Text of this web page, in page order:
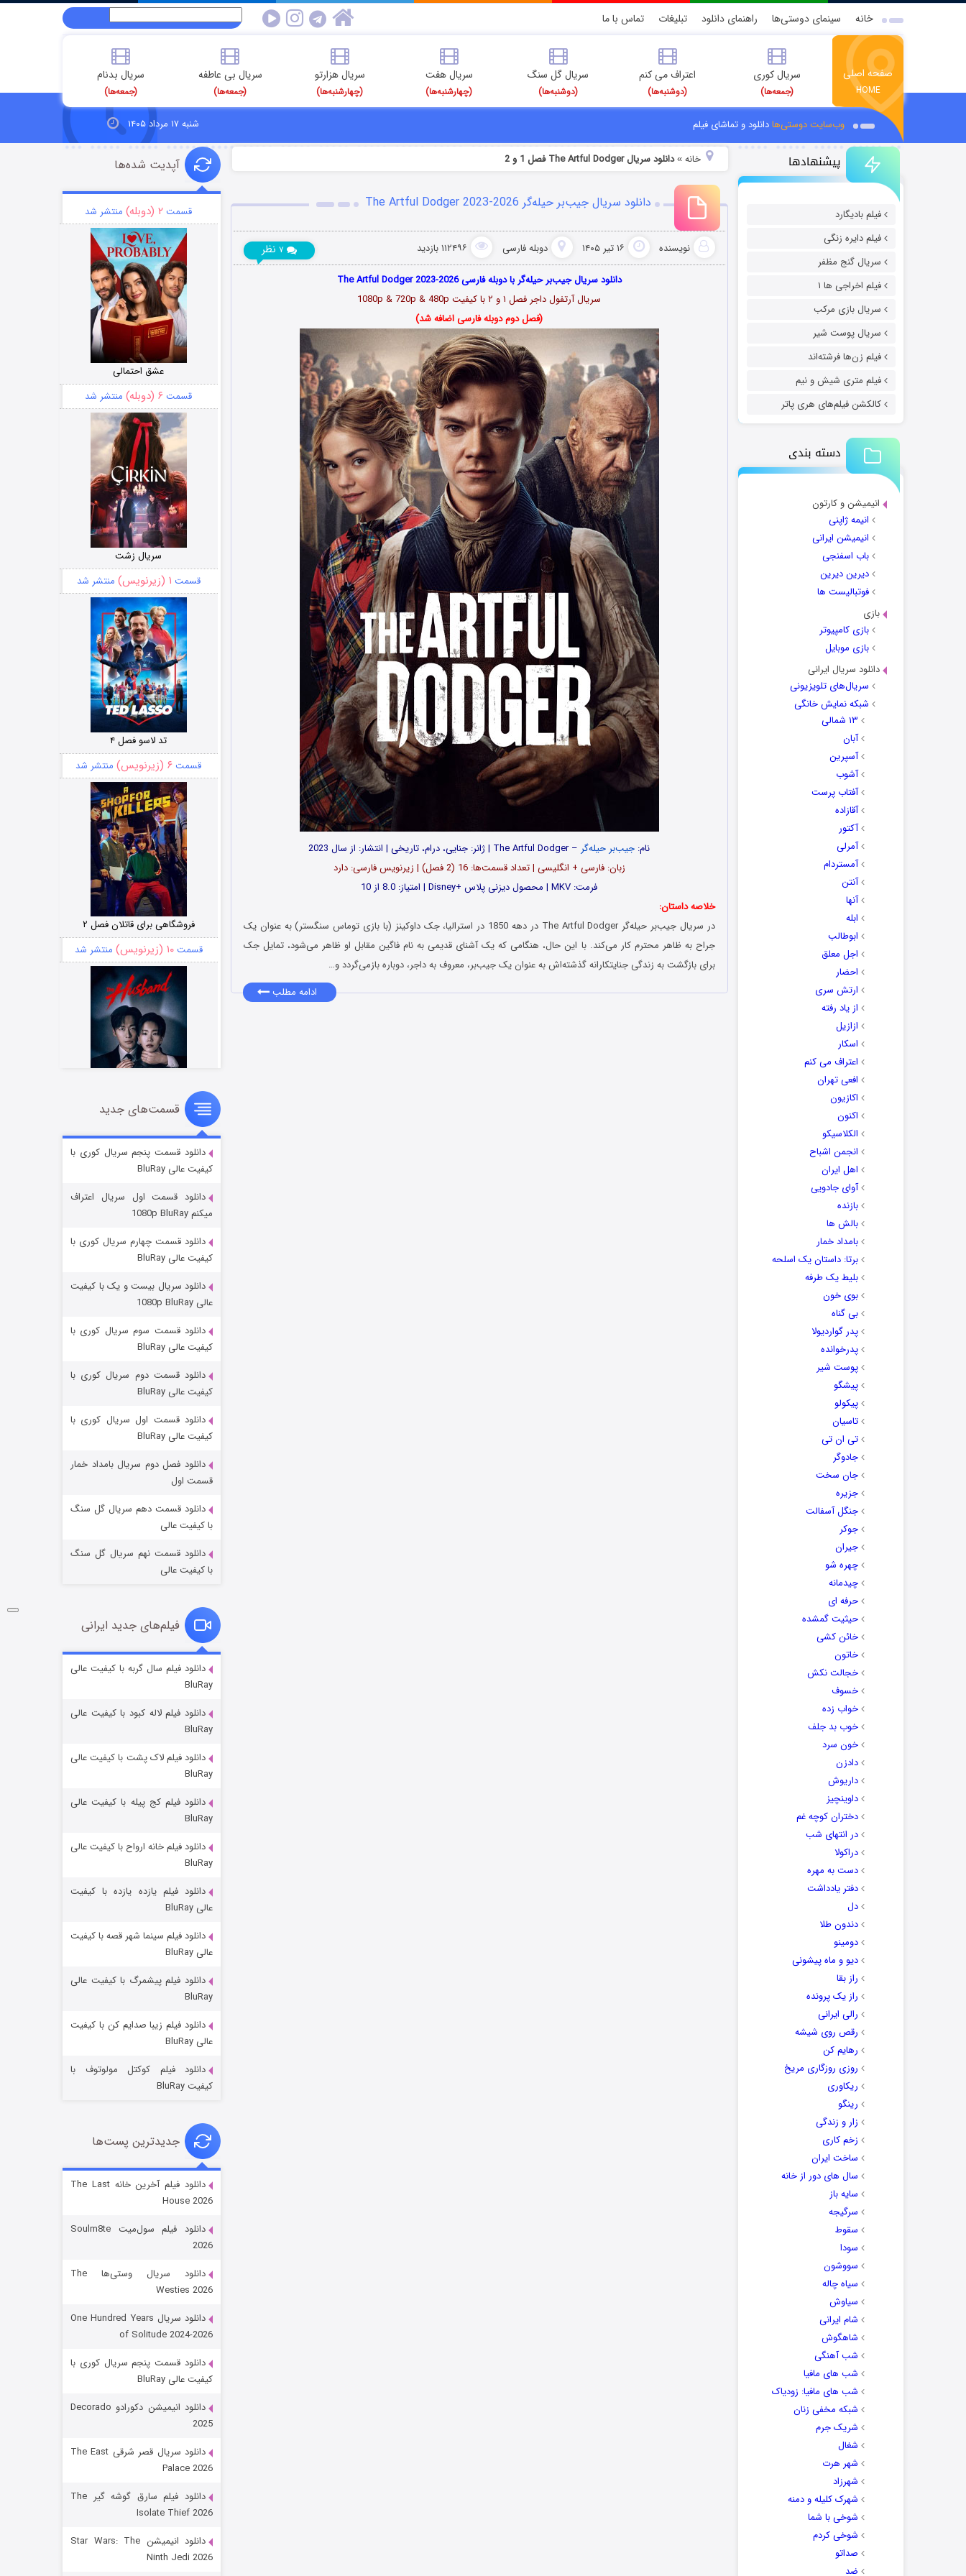
خانه سینمای دوستی‌ها راهنمای دانلود تبلیغات تماس با ما
صفحه اصلی
HOME
سریال کوری
(جمعه‌ها)
اعتراف می کنم
(دوشنبه‌ها)
سریال گل سنگ
(دوشنبه‌ها)
سریال هفت
(چهارشنبه‌ها)
سریال هزارتو
(چهارشنبه‌ها)
سریال بی عاطفه
(جمعه‌ها)
سریال بدنام
(جمعه‌ها)
وب‌سایت دوستی‌هادانلود و تماشای فیلم شنبه ۱۷ مرداد ۱۴۰۵
پیشنهادها
فیلم بادیگارد
فیلم دایره زنگی
سریال گنج مظفر
فیلم اخراجی ها ۱
سریال بازی مرکب
سریال پوست شیر
فیلم زن‌ها فرشته‌اند
فیلم متری شیش و نیم
کالکشن فیلم‌های هری پاتر
دسته بندی
انیمیشن و کارتون
انیمه ژاپنی
انیمیشن ایرانی
باب اسفنجی
دیرین دیرین
فوتبالیست ها
بازی
بازی کامپیوتر
بازی موبایل
دانلود سریال ایرانی
سریال‌های تلویزیونی
شبکه نمایش خانگی
۱۳ شمالی
آبان
آسپرین
آشوب
آفتاب پرست
آقازاده
آکتور
آمرلی
آمستردام
آنتن
آنها
ابله
ابوطالب
اجل معلق
احضار
ارتش سری
از یاد رفته
ازازیل
اسکار
اعتراف می کنم
افعی تهران
اکازیون
اکنون
الکلاسیکو
انجمن اشباح
اهل ایران
آوای جادویی
بازنده
بالش ها
بامداد خمار
برتا: داستان یک اسلحه
بلیط یک‌‌ طرفه
بوی خون
بی گناه
پدر گواردیولا
پدرخوانده
پوست شیر
پیشگو
پیکولو
تاسیان
تی ان تی
جادوگر
جان سخت
جزیره
جنگل آسفالت
جوکر
جیران
چهره شو
چیدمانه
حرفه ای
حیثیت گمشده
خائن کشی
خاتون
خجالت نکش
خسوف
خواب زده
خوب بد جلف
خون سرد
دادزن
داریوش
داوینچیز
دختران کوچه غم
در انتهای شب
دراکولا
دست به مهره
دفتر یادداشت
دل
دندون طلا
دومینو
دیو و ماه پیشونی
راز بقا
راز یک پرونده
رالی ایرانی
رقص روی شیشه
رهایم کن
روزی روزگاری مریخ
ریکاوری
رینگو
زار و زندگی
زخم کاری
ساخت ایران
سال های دور از خانه
سایه باز
سرگیجه
سقوط
سودا
سووشون
سیاه چاله
سیاوش
شام ایرانی
شاهگوش
شب آهنگی
شب های مافیا
شب های مافیا: زودیاک
شبکه مخفی زنان
شریک جرم
شغال
شهر هرت
شهرزاد
شهرک کلیله و دمنه
شوخی با شما
شوخی کردم
صداتو
ضد
خانه»دانلود سریال The Artful Dodger فصل 1 و 2
دانلود سریال جیب‌بر حیله‌گر The Artful Dodger 2023-2026
نویسنده ۱۶ تیر ۱۴۰۵ دوبله فارسی ۱۱۲۴۹۶ بازدید نظر
دانلود سریال جیب‌بر حیله‌گر با دوبله فارسی The Artful Dodger 2023-2026
سریال آرتفول داجر فصل ۱ و ۲ با کیفیت 1080p & 720p & 480p
(فصل دوم دوبله فارسی اضافه شد)
نام: جیب‌بر حیله‌گر – The Artful Dodger | ژانر: جنایی، درام، تاریخی | انتشار: از سال 2023
زبان: فارسی + انگلیسی | تعداد قسمت‌‌‌‌ها: 16 (2 فصل) | زیرنویس فارسی: دارد
فرمت: MKV | محصول دیزنی پلاس +Disney | امتیاز: 8.0 از 10
خلاصه داستان:
در سریال جیب‌بر حیله‌گر The Artful Dodger در دهه 1850 در استرالیا، جک داوکینز (با بازی توماس سنگستر) به عنوان یک
جراح به ظاهر محترم کار می‌کند. با این حال، هنگامی که یک آشنای قدیمی به نام فاگین مقابل او ظاهر می‌شود، تمایل جک
برای بازگشت به زندگی جنایتکارانه گذشته‌اش به عنوان یک جیب‌بر، معروف به داجر، دوباره بازمی‌گردد و…
ادامه مطلب
آپدیت شده‌ها
قسمت ۲ (دوبله) منتشر شد
عشق احتمالی
قسمت ۶ (دوبله) منتشر شد
سریال زشت
قسمت ۱ (زیرنویس) منتشر شد
تد لاسو فصل ۴
قسمت ۶ (زیرنویس) منتشر شد
فروشگاهی برای قاتلان فصل ۲
قسمت۱۰ (زیرنویس) منتشر شد
شوهر
قسمت۸ (زیرنویس) منتشر شد
عملیات آپارتمان
مردگان متحرک: شهر مرده ۳
قسمت ۲ (زیرنویس) منتشر شد
شکست استوارت در نجات جهان
قسمت
شوگر فصل ۲
خاندان اژدها فصل ۳
قسمت
باب اسفنجی فصل ۱۷
قسمت
قسمت‌های جدید
دانلود قسمت پنجم سریال کوری با
کیفیت عالی BluRay
دانلود قسمت اول سریال اعتراف
میکنم 1080p BluRay
دانلود قسمت چهارم سریال کوری با
کیفیت عالی BluRay
دانلود سریال بیست و یک با کیفیت
عالی 1080p BluRay
دانلود قسمت سوم سریال کوری با
کیفیت عالی BluRay
دانلود قسمت دوم سریال کوری با
کیفیت عالی BluRay
دانلود قسمت اول سریال کوری با
کیفیت عالی BluRay
دانلود فصل دوم سریال بامداد خمار
قسمت اول
دانلود قسمت دهم سریال گل سنگ
با کیفیت عالی
دانلود قسمت نهم سریال گل سنگ
با کیفیت عالی
فیلم‌های جدید ایرانی
دانلود فیلم سال گربه با کیفیت عالی
BluRay
دانلود فیلم لاله کبود با کیفیت عالی
BluRay
دانلود فیلم لاک پشت با کیفیت عالی
BluRay
دانلود فیلم کج‌ پیله با کیفیت عالی
BluRay
دانلود فیلم خانه ارواح با کیفیت عالی
BluRay
دانلود فیلم یازده یازده با کیفیت
عالی BluRay
دانلود فیلم سینما شهر قصه با کیفیت
عالی BluRay
دانلود فیلم پیشمرگ با کیفیت عالی
BluRay
دانلود فیلم زیبا صدایم کن با کیفیت
عالی BluRay
دانلود فیلم کوکتل مولوتوف با
کیفیت BluRay
جدیدترین پست‌ها
دانلود فیلم آخرین خانه The Last
House 2026
دانلود فیلم سول‌میت Soulm8te
2026
دانلود سریال وستی‌ها The
Westies 2026
دانلود سریال One Hundred Years
of Solitude 2024-2026
دانلود قسمت پنجم سریال کوری با
کیفیت عالی BluRay
دانلود انیمیشن دکورادو Decorado
2025
دانلود سریال قصر شرقی The East
Palace 2026
دانلود فیلم سارق گوشه گیر The
Isolate Thief 2026
دانلود انیمیشن Star Wars: The
Ninth Jedi 2026